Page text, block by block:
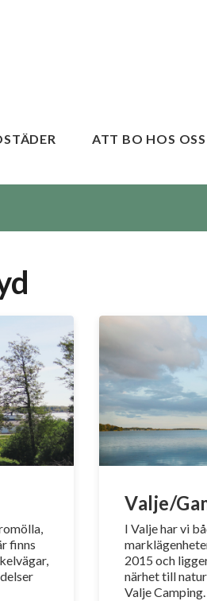
ATT BO HOS OSS
finns
Valje/
I Valje har vi
2015 och
närhet till
Valje Camping.